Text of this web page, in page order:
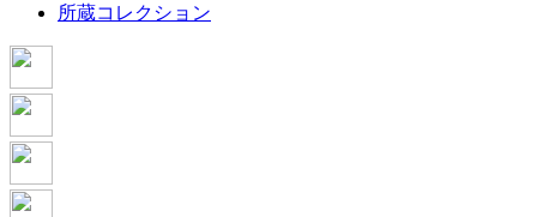
所蔵コレクション